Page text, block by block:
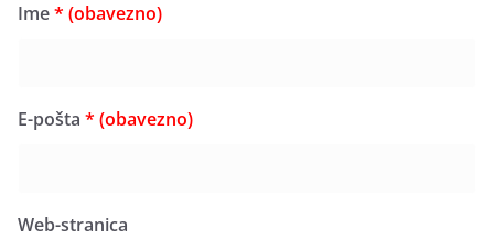
Ime* (obavezno)
E-pošta * (obavezno)
Web-stranica